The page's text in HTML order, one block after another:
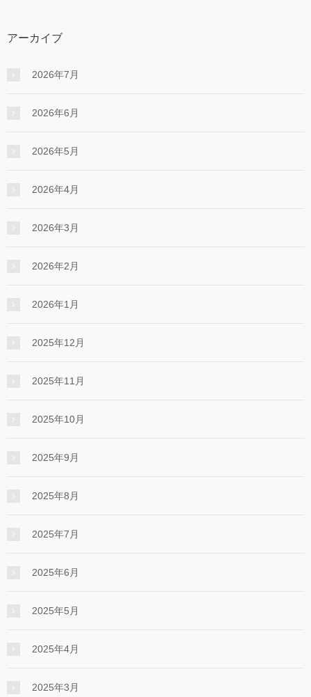
アーカイブ
2026年7月
2026年6月
2026年5月
2026年4月
2026年3月
2026年2月
2026年1月
2025年12月
2025年11月
2025年10月
2025年9月
2025年8月
2025年7月
2025年6月
2025年5月
2025年4月
2025年3月